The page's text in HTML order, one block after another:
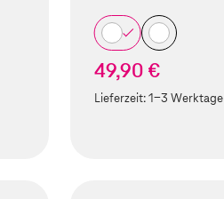
49,90 €
Lieferzeit:1-3 Werktage